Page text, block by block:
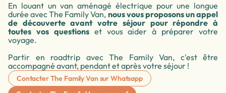
En louant un van aménagé électrique pour une longue
durée avec The Family Van, nous vous proposons un appel
de découverte avant votre séjour pour répondre à
toutes vos questionset vous aider à préparer votre
voyage.
Partir en roadtrip avec The Family Van, c'est être
accompagné avant, pendant et après votre séjour !
Contacter The Family Van sur Whatsapp